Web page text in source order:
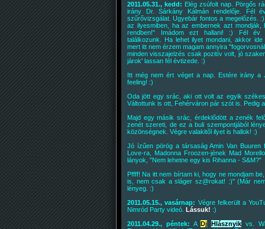
2011.05.31., kedd: Elég zsúfolt nap. Pörgős
irány Dr. Sárkány Kálmán rendelője. Fél
szűrővizsgálat. Ugyebár fontos a megelőzés. :)
az ilyesmiben, ha az embernek azt mondják,
rendben!" Imádom ezt hallani! :) Fél év
találkozunk. Ha lehet ilyet mondani, akkor
mert itt nem érzem magam annyira
minden visszajelzés csak pozitív volt, jó
járok' lassan fél évtizede. :)
Itt még nem ért véget a nap. Estére irány a
feeling! :)
Oda jött egy srác, aki ott volt az egyik
Váltottunk is ott, Fehérváron pár szót is. Pedig
Majd egy másik srác, érdeklődött a zenék
zenét szereti, de ez a buli szempontjából
közönségnek. Végre valakitől ilyet is hallok! :)
Jó ízűen pörög a társaság Amin Van
Love-ra, Madonna Froozen-jének Mad
lányok, "Nem lehetne egy kis Rihanna - S&M?"
Pffff! Na itt nem bírtam ki, hogy ne mondjam
is, nem csak a sláger sz@rokat! :)" (Már
lényeg. :)
2011.05.15., vasárnap: Végre felkerült a
Nimród Party videó.
Lássuk! :)
2011.04.29., péntek: A Dj Hlásznyik vs.